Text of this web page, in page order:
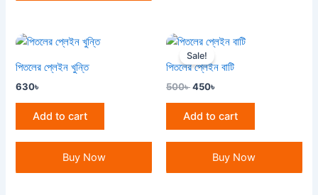
পিতলের প্লেইন খুন্তি
630৳
Add to cart
Buy Now
Sale!
পিতলের প্লেইন বাটি
500৳
Original
price
was:
500৳ .
450৳
Current
is:
450৳ .
Add to cart
Buy Now